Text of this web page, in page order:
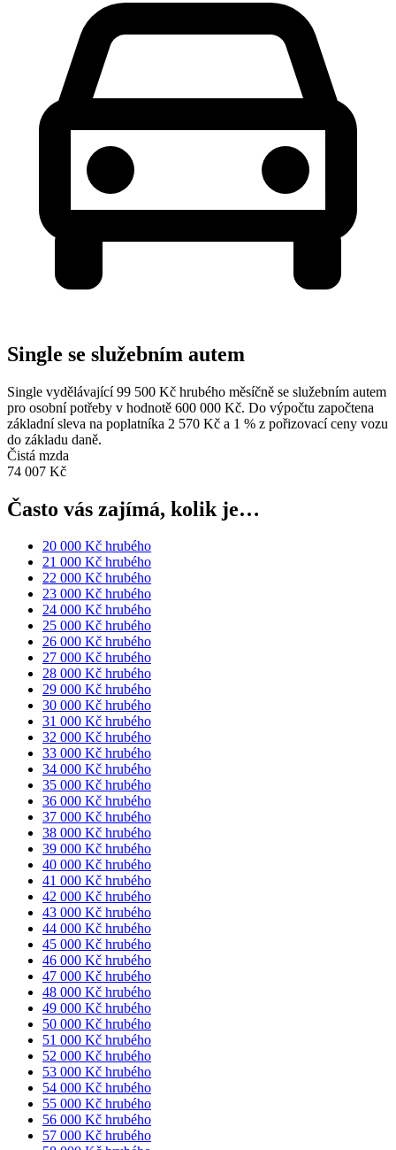
Single se služebním autem
Single vydělávající 99 500 Kč hrubého měsíčně se služebním autem
pro osobní potřeby v hodnotě 600 000 Kč. Do výpočtu započtena
základní sleva na poplatníka 2 570 Kč a 1 % z pořizovací ceny vozu
do základu daně.
Čistá mzda
74 007 Kč
Často vás zajímá, kolik je…
20 000 Kč hrubého
21 000 Kč hrubého
22 000 Kč hrubého
23 000 Kč hrubého
24 000 Kč hrubého
25 000 Kč hrubého
26 000 Kč hrubého
27 000 Kč hrubého
28 000 Kč hrubého
29 000 Kč hrubého
30 000 Kč hrubého
31 000 Kč hrubého
32 000 Kč hrubého
33 000 Kč hrubého
34 000 Kč hrubého
35 000 Kč hrubého
36 000 Kč hrubého
37 000 Kč hrubého
38 000 Kč hrubého
39 000 Kč hrubého
40 000 Kč hrubého
41 000 Kč hrubého
42 000 Kč hrubého
43 000 Kč hrubého
44 000 Kč hrubého
45 000 Kč hrubého
46 000 Kč hrubého
47 000 Kč hrubého
48 000 Kč hrubého
49 000 Kč hrubého
50 000 Kč hrubého
51 000 Kč hrubého
52 000 Kč hrubého
53 000 Kč hrubého
54 000 Kč hrubého
55 000 Kč hrubého
56 000 Kč hrubého
57 000 Kč hrubého